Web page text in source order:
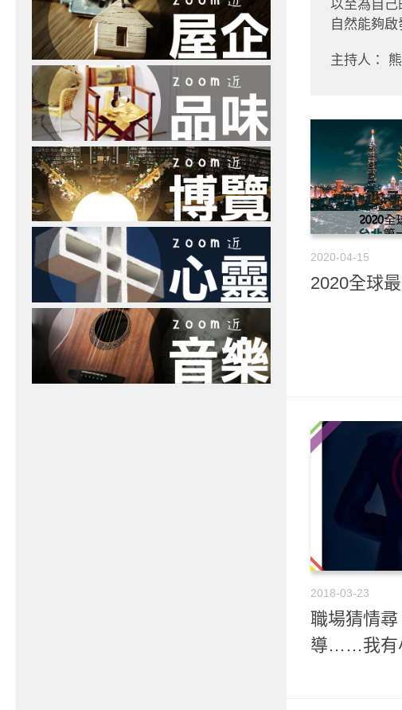
以至為自己
自然能夠
主持人：
2020-04-15
2020全球
2018-03-23
職場猜情
導……我有